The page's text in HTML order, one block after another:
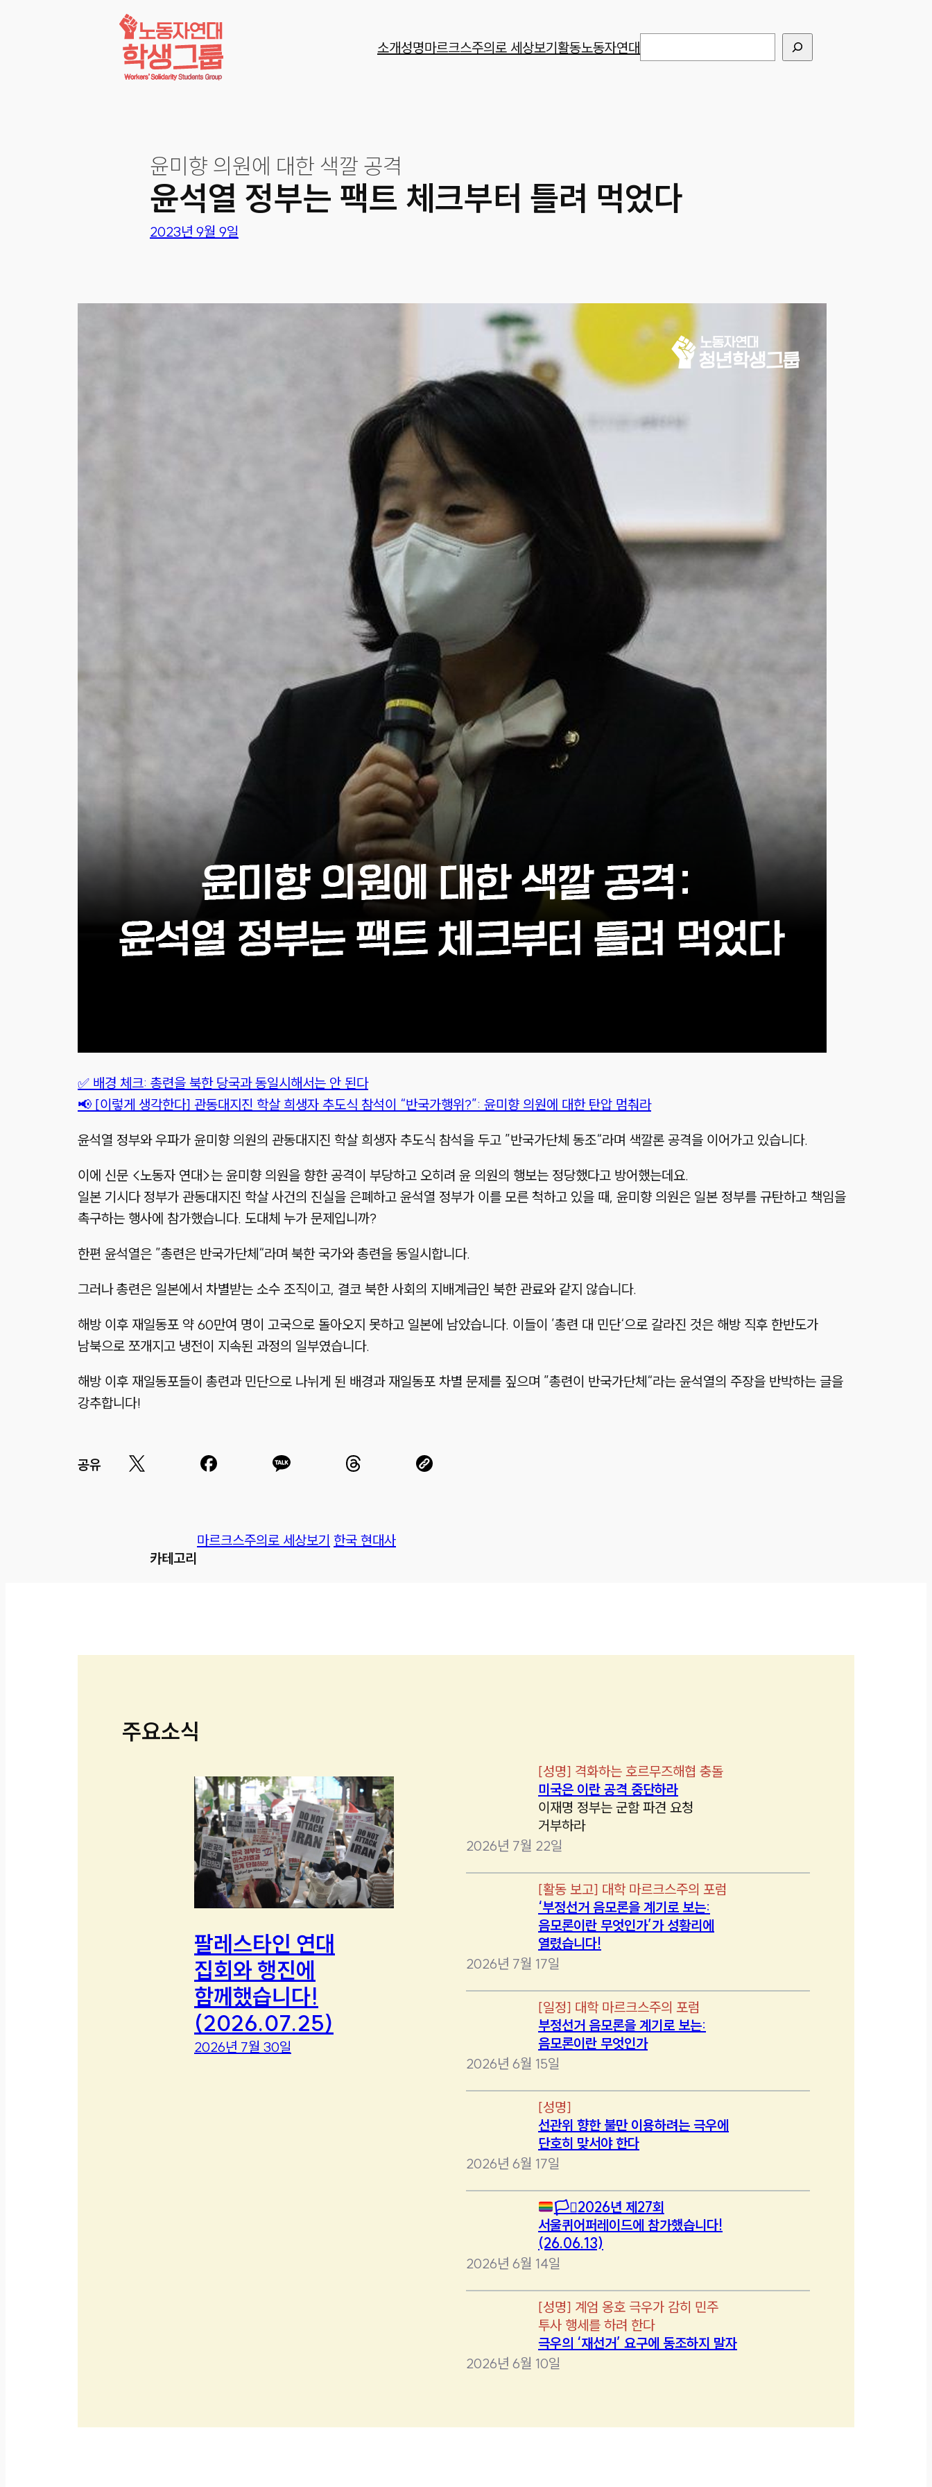
소개성명마르크스주의로 세상보기활동노동자연대
윤미향 의원에 대한 색깔 공격
윤석열 정부는 팩트 체크부터 틀려 먹었다
2023년 9월 9일
✅ 배경 체크: 총련을 북한 당국과 동일시해서는 안 된다
📢 [이렇게 생각한다] 관동대지진 학살 희생자 추도식 참석이 “반국가행위?”: 윤미향 의원에 대한 탄압 멈춰라
윤석열 정부와 우파가 윤미향 의원의 관동대지진 학살 희생자 추도식 참석을 두고 ”반국가단체 동조“라며 색깔론 공격을 이어가고 있습니다.
이에 신문 <노동자 연대>는 윤미향 의원을 향한 공격이 부당하고 오히려 윤 의원의 행보는 정당했다고 방어했는데요.
일본 기시다 정부가 관동대지진 학살 사건의 진실을 은폐하고 윤석열 정부가 이를 모른 척하고 있을 때, 윤미향 의원은 일본 정부를 규탄하고 책임을
촉구하는 행사에 참가했습니다. 도대체 누가 문제입니까?
한편 윤석열은 ”총련은 반국가단체“라며 북한 국가와 총련을 동일시합니다.
그러나 총련은 일본에서 차별받는 소수 조직이고, 결코 북한 사회의 지배계급인 북한 관료와 같지 않습니다.
해방 이후 재일동포 약 60만여 명이 고국으로 돌아오지 못하고 일본에 남았습니다. 이들이 ’총련 대 민단‘으로 갈라진 것은 해방 직후 한반도가
남북으로 쪼개지고 냉전이 지속된 과정의 일부였습니다.
해방 이후 재일동포들이 총련과 민단으로 나뉘게 된 배경과 재일동포 차별 문제를 짚으며 ”총련이 반국가단체“라는 윤석열의 주장을 반박하는 글을
강추합니다!
공유
카테고리
마르크스주의로 세상보기 한국 현대사
주요소식
팔레스타인 연대
집회와 행진에
함께했습니다!
(2026.07.25)
2026년 7월 30일
[성명] 격화하는 호르무즈해협 충돌
미국은 이란 공격 중단하라
이재명 정부는 군함 파견 요청
거부하라
2026년 7월 22일
[활동 보고] 대학 마르크스주의 포럼
‘부정선거 음모론을 계기로 보는:
음모론이란 무엇인가’가 성황리에
열렸습니다!
2026년 7월 17일
[일정] 대학 마르크스주의 포럼
부정선거 음모론을 계기로 보는:
음모론이란 무엇인가
2026년 6월 15일
[성명]
선관위 향한 불만 이용하려는 극우에
단호히 맞서야 한다
2026년 6월 17일
🏳️‍⚧️2026년 제27회
서울퀴어퍼레이드에 참가했습니다!
(26.06.13)
2026년 6월 14일
[성명] 계엄 옹호 극우가 감히 민주
투사 행세를 하려 한다
극우의 ‘재선거’ 요구에 동조하지 말자
2026년 6월 10일